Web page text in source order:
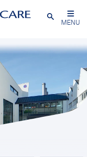
Schließen
MENU